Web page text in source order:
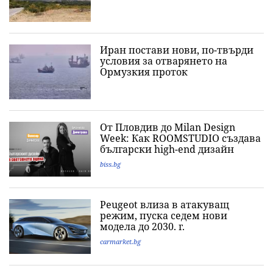
Иран постави нови, по-твърди
условия за отварянето на
Ормузкия проток
От Пловдив до Milan Design
Week: Как ROOMSTUDIO създава
български high-end дизайн
biss.bg
Peugeot влиза в атакуващ
режим, пуска седем нови
модела до 2030. г.
carmarket.bg